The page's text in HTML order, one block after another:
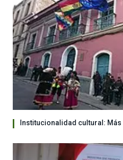
Institucionalidad cultural: